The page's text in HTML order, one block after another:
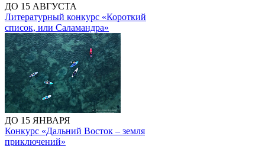
ДО 15 АВГУСТА
Литературный конкурс «Короткий
список, или Саламандра»
ДО 15 ЯНВАРЯ
Конкурс «Дальний Восток – земля
приключений»